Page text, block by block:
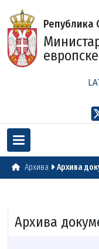
Република
Архива Архива
Архива